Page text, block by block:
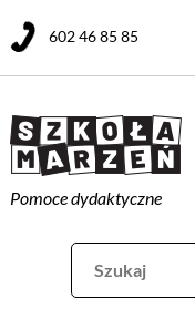
Pomoce dydaktyczne
602 46 85 85